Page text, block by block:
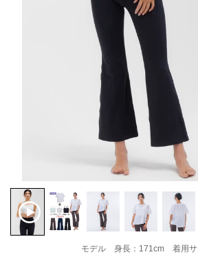
モデル 身長：171cm 着用サ